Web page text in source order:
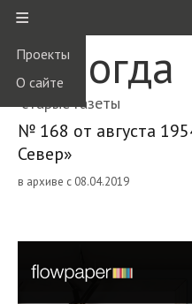
≡
Проекты
О сайте
Вологда
старые газеты
№ 168 от августа
Север»
в архиве с 08.04.2019